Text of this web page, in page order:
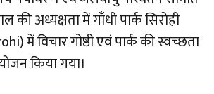
अध्यक्षता में गाँधी पार्क सिरोही
में विचार गोष्ठी एवं पार्क की स्वच्छता
किया गया।